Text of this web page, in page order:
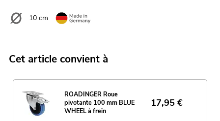
10 cm
Cet article convient à
ROADINGER Roue
pivotante 100 mm BLUE
WHEEL à frein
17,95 €